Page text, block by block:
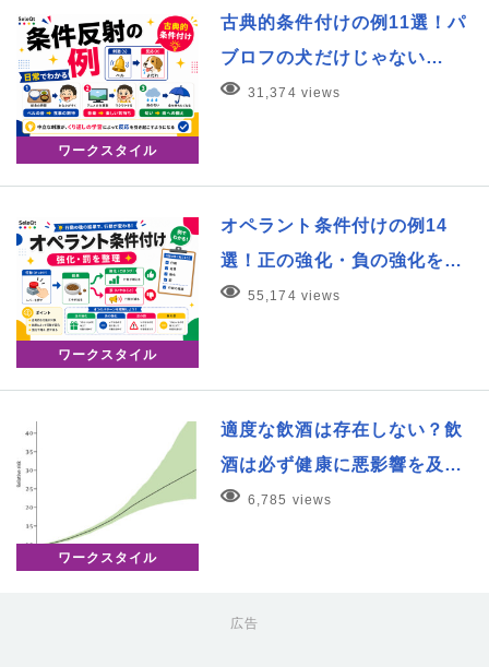
ワークスタイル
古典的条件付けの例11選！パ
ブロフの犬だけじゃない…
31,374 views
ワークスタイル
オペラント条件付けの例14
選！正の強化・負の強化を…
55,174 views
ワークスタイル
適度な飲酒は存在しない？飲
酒は必ず健康に悪影響を及…
6,785 views
広告